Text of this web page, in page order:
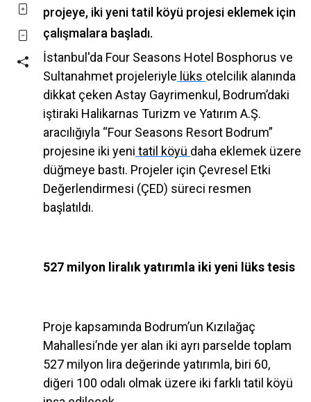
projeye, iki yeni tatil köyü projesi eklemek için
çalışmalara başladı.
İstanbul'da Four Seasons Hotel Bosphorus ve
Sultanahmet projeleriyle lüks otelcilik alanında
dikkat çeken Astay Gayrimenkul, Bodrum’daki
iştiraki Halikarnas Turizm ve Yatırım A.Ş.
aracılığıyla “Four Seasons Resort Bodrum”
projesine iki yeni tatil köyü daha eklemek üzere
düğmeye bastı. Projeler için Çevresel Etki
Değerlendirmesi (ÇED) süreci resmen
başlatıldı.
527 milyon liralık yatırımla iki yeni lüks tesis
Proje kapsamında Bodrum’un Kızılağaç
Mahallesi’nde yer alan iki ayrı parselde toplam
527 milyon lira değerinde yatırımla, biri 60,
diğeri 100 odalı olmak üzere iki farklı tatil köyü